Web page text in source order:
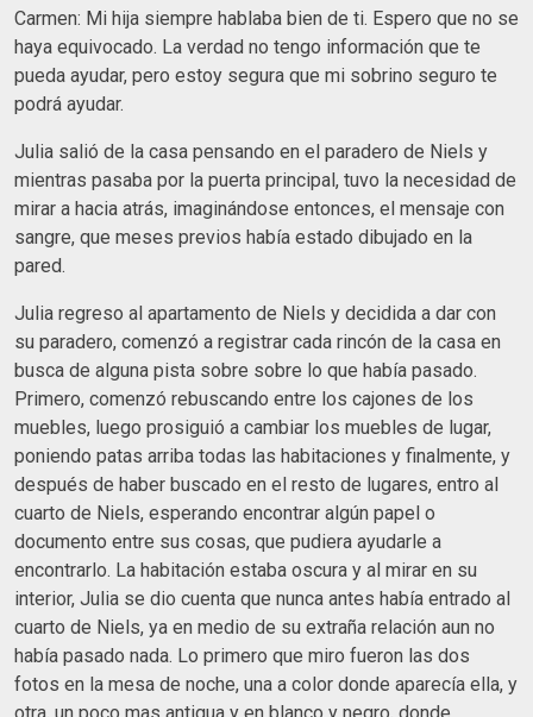
Carmen: Mi hija siempre hablaba bien de ti. Espero que no se
haya equivocado. La verdad no tengo información que te
pueda ayudar, pero estoy segura que mi sobrino seguro te
podrá ayudar.
Julia salió de la casa pensando en el paradero de Niels y
mientras pasaba por la puerta principal, tuvo la necesidad de
mirar a hacia atrás, imaginándose entonces, el mensaje con
sangre, que meses previos había estado dibujado en la
pared.
Julia regreso al apartamento de Niels y decidida a dar con
su paradero, comenzó a registrar cada rincón de la casa en
busca de alguna pista sobre sobre lo que había pasado.
Primero, comenzó rebuscando entre los cajones de los
muebles, luego prosiguió a cambiar los muebles de lugar,
poniendo patas arriba todas las habitaciones y finalmente, y
después de haber buscado en el resto de lugares, entro al
cuarto de Niels, esperando encontrar algún papel o
documento entre sus cosas, que pudiera ayudarle a
encontrarlo. La habitación estaba oscura y al mirar en su
interior, Julia se dio cuenta que nunca antes había entrado al
cuarto de Niels, ya en medio de su extraña relación aun no
había pasado nada. Lo primero que miro fueron las dos
fotos en la mesa de noche, una a color donde aparecía ella, y
otra, un poco mas antigua y en blanco y negro, donde